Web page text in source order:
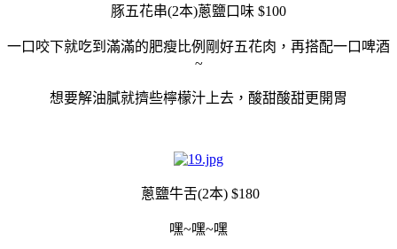
豚五花串(2本)蔥鹽口味 $100
一口咬下就吃到滿滿的肥瘦比例剛好五花肉，再搭配一口啤酒
~
想要解油膩就擠些檸檬汁上去，酸甜酸甜更開胃
蔥鹽牛舌(2本) $180
嘿~嘿~嘿